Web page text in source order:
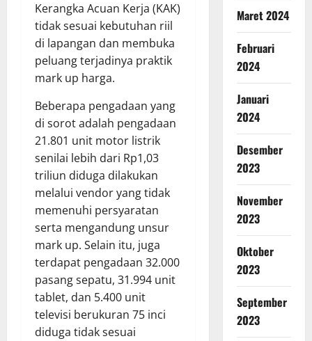
Kerangka Acuan Kerja (KAK)
tidak sesuai kebutuhan riil
di lapangan dan membuka
peluang terjadinya praktik
mark up harga.
Beberapa pengadaan yang
di sorot adalah pengadaan
21.801 unit motor listrik
senilai lebih dari Rp1,03
triliun diduga dilakukan
melalui vendor yang tidak
memenuhi persyaratan
serta mengandung unsur
mark up. Selain itu, juga
terdapat pengadaan 32.000
pasang sepatu, 31.994 unit
tablet, dan 5.400 unit
televisi berukuran 75 inci
diduga tidak sesuai
Maret 2024
Februari
2024
Januari
2024
Desember
2023
November
2023
Oktober
2023
September
2023